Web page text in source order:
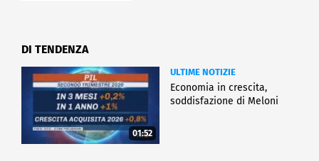
DI TENDENZA
01:52
ULTIME NOTIZIE
Economia in crescita,
soddisfazione di Meloni